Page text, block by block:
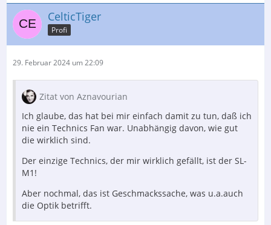
CelticTiger
Profi
29. Februar 2024 um 22:09
Zitat von Aznavourian
Ich glaube, das hat bei mir einfach damit zu tun, daß ich
nie ein Technics Fan war. Unabhängig davon, wie gut
die wirklich sind.
Der einzige Technics, der mir wirklich gefällt, ist der SL-
M1!
Aber nochmal, das ist Geschmackssache, was u.a.auch
die Optik betrifft.